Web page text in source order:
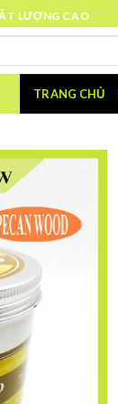
LƯỢNG CAO
TRANG CHỦ